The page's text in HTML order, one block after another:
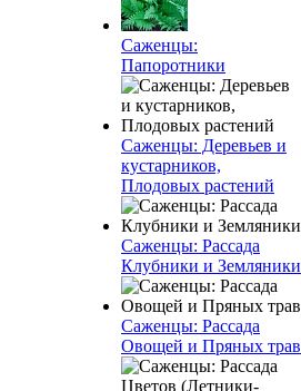
Саженцы:
Папоротники
Саженцы: Деревьев и
кустарников,
Плодовых растений
Саженцы: Рассада
Клубники и Земляники
Саженцы: Рассада
Овощей и Пряных трав